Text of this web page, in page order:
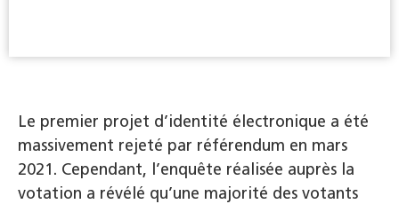
Le premier projet d’identité électronique a été
massivement rejeté par référendum en mars
2021. Cependant, l’enquête réalisée auprès la
votation a révélé qu’une majorité des votants